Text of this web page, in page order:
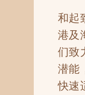
和起
港及
们致
潜能
快速